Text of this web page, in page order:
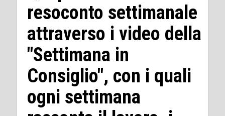
resoconto settimanale
attraverso i video della
"Settimana in
Consiglio", con i quali
ogni settimana